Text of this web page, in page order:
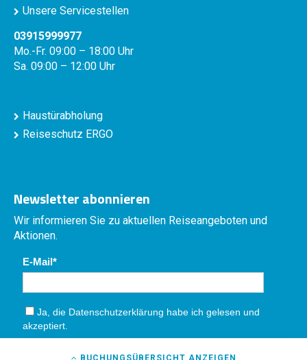
BUCHUNGSÜBERSICHT ANZEIGEN
Unsere Servicestellen
03915999977
Mo.-Fr. 09:00 – 18:00 Uhr
Sa. 09:00 – 12:00 Uhr
Haustürabholung
Reiseschutz ERGO
Newsletter abonnieren
Wir informieren Sie zu aktuellen Reiseangeboten und
Aktionen.
E-Mail
Ja, die Datenschutzerklärung habe ich gelesen und
akzeptiert.
Absenden